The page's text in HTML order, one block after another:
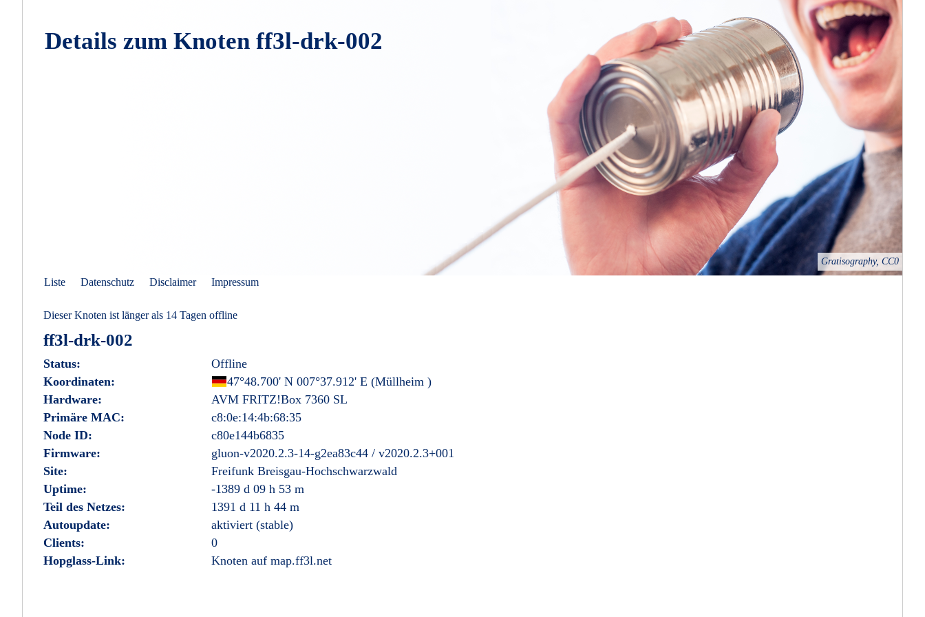
Details zum Knoten ff3l-drk-002
Gratisography, CC0
Liste Datenschutz Disclaimer Impressum
Dieser Knoten ist länger als 14 Tagen offline
ff3l-drk-002
Status:
Offline
Koordinaten:
47°48.700' N 007°37.912' E (Müllheim
Deutschland
)
Hardware:
AVM FRITZ!Box 7360 SL
Primäre MAC:
c8:0e:14:4b:68:35
Node ID:
c80e144b6835
Firmware:
gluon-v2020.2.3-14-g2ea83c44 / v2020.2.3+001
Site:
Freifunk Breisgau-Hochschwarzwald
Uptime:
-1389 d 09 h 53 m
Teil des Netzes:
1391 d 11 h 44 m
Autoupdate:
aktiviert (stable)
Clients:
0
Hopglass-Link:
Knoten auf map.ff3l.net